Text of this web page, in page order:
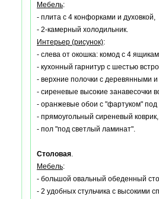
Мебель:
- плита с 4 конфорками и духовкой,
- 2-камерный холодильник.
Интерьер (рисунок):
- слева от окошка: комод с 4
- кухонный гарнитур с шестью
- верхние полочки с деревянными
- сиреневые высокие занавесочки
- оранжевые обои с "фартуком" под
- прямоугольный сиреневый коврик,
- пол "под светлый ламинат".
Столовая.
Мебель:
- большой овальный обеденный
- 2 удобных стульчика с высокими